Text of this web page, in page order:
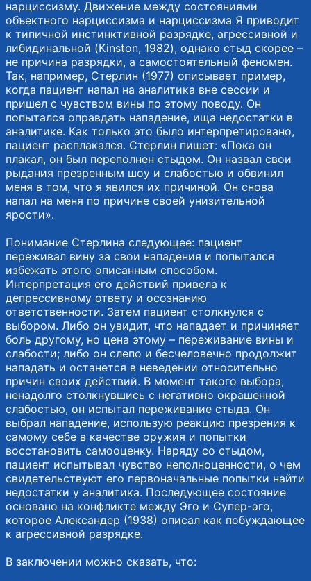
нарциссизму. Движение между состояниями
объектного нарциссизма и нарциссизма Я приводит
к типичной инстинктивной разрядке, агрессивной и
либидинальной (Kinston, 1982), однако стыд скорее –
не причина разрядки, а самостоятельный феномен.
Так, например, Стерлин (1977) описывает пример,
когда пациент напал на аналитика вне сессии и
пришел с чувством вины по этому поводу. Он
попытался оправдать нападение, ища недостатки в
аналитике. Как только это было интерпретировано,
пациент расплакался. Стерлин пишет: «Пока он
плакал, он был переполнен стыдом. Он назвал свои
рыдания презренным шоу и слабостью и обвинил
меня в том, что я явился их причиной. Он снова
напал на меня по причине своей унизительной
ярости».
Понимание Стерлина следующее: пациент
переживал вину за свои нападения и попытался
избежать этого описанным способом.
Интерпретация его действий привела к
депрессивному ответу и осознанию
ответственности. Затем пациент столкнулся с
выбором. Либо он увидит, что нападает и причиняет
боль другому, но цена этому – переживание вины и
слабости; либо он слепо и бесчеловечно продолжит
нападать и останется в неведении относительно
причин своих действий. В момент такого выбора,
ненадолго столкнувшись с негативно окрашенной
слабостью, он испытал переживание стыда. Он
выбрал нападение, использую реакцию презрения к
самому себе в качестве оружия и попытки
восстановить самооценку. Наряду со стыдом,
пациент испытывал чувство неполноценности, о чем
свидетельствуют его первоначальные попытки найти
недостатки у аналитика. Последующее состояние
основано на конфликте между Эго и Супер-эго,
которое Александер (1938) описал как побуждающее
к агрессивной разрядке.
В заключении можно сказать, что: